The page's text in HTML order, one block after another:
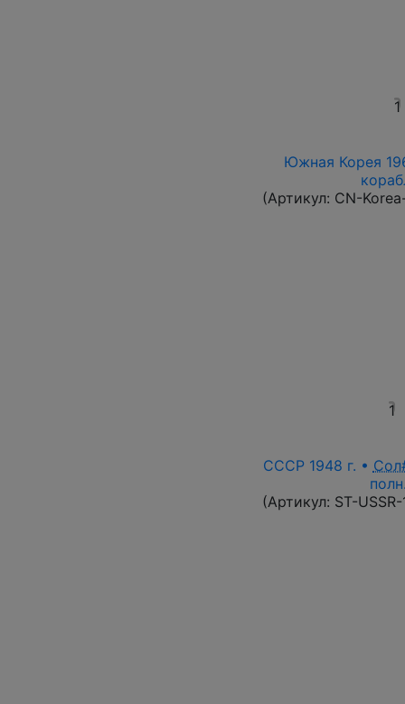
1
Южная Корея
(Артикул: CN-
1
СССР 1948 г. •
(Артикул: ST-